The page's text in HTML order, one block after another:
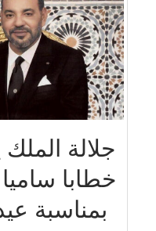
جلالة الملك
خطابا
بمناسبة